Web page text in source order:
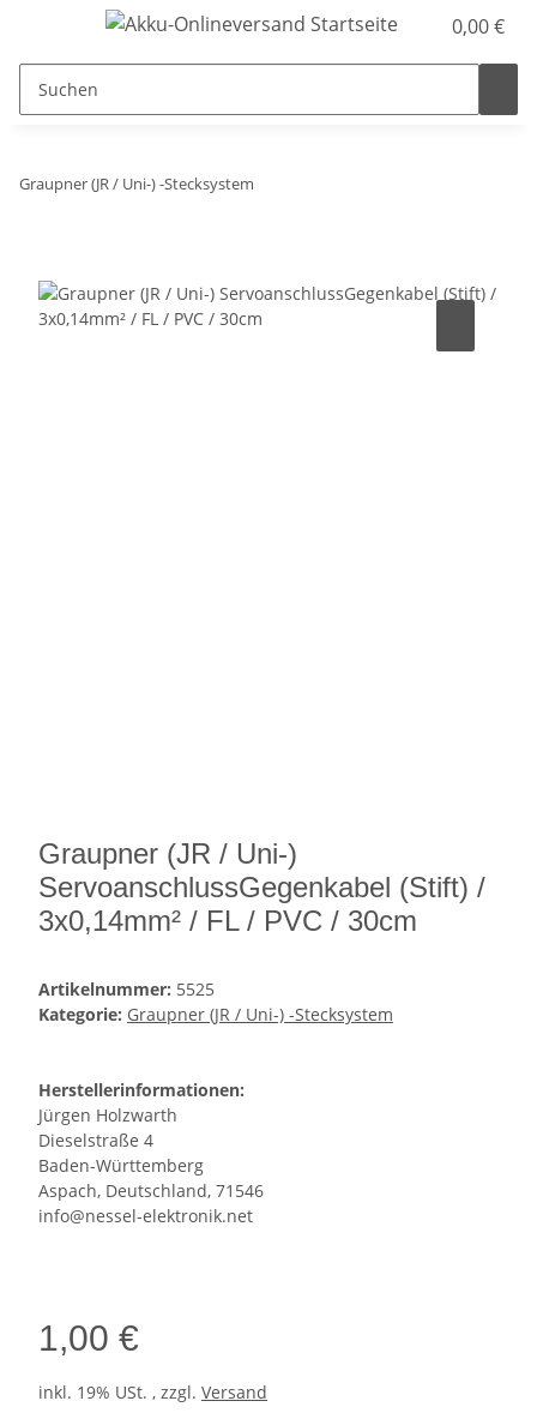
0,00 €
Graupner (JR / Uni-) -Stecksystem
Graupner (JR / Uni-)
ServoanschlussGegenkabel (Stift) /
3x0,14mm² / FL / PVC / 30cm
Artikelnummer: 5525
Kategorie: Graupner (JR / Uni-) -Stecksystem
Herstellerinformationen:
Jürgen Holzwarth
Dieselstraße 4
Baden-Württemberg
Aspach, Deutschland, 71546
info@nessel-elektronik.net
1,00 €
inkl. 19% USt. , zzgl. Versand